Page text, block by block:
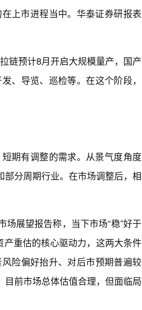
上市进程当中。华泰证券研报表
链预计8月开启大规模量产，国产
、导览、巡检等。在这个阶段，
期有调整的需求。从景气度角度
分周期行业。在市场调整后，相
展望报告称，当下市场“稳”好于
产重估的核心驱动力，这两大条件
险偏好抬升、对后市预期普遍较
前市场总体估值合理，但面临局